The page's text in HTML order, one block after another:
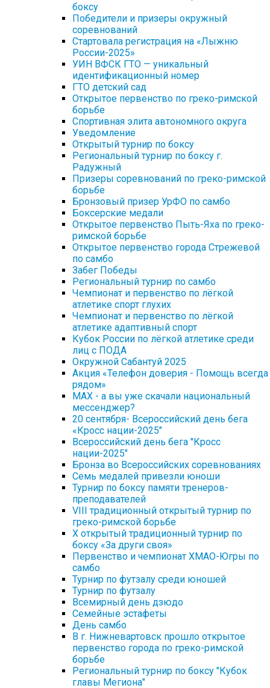
боксу
Победители и призеры окружный
соревнований
Стартовала регистрация на «Лыжню
России-2025»
УИН ВФСК ГТО — уникальный
идентификационный номер
ГТО детский сад
Открытое первенство по греко-римской
борьбе
Спортивная элита автономного округа
Уведомление
Открытый турнир по боксу
Региональный турнир по боксу г.
Радужный
Призеры соревнований по греко-римской
борьбе
Бронзовый призер УрФО по самбо
Боксерские медали
Открытое первенство Пыть-Яха по греко-
римской борьбе
Открытое первенство города Стрежевой
по самбо
Забег Победы
Региональный турнир по самбо
Чемпионат и первенство по лёгкой
атлетике спорт глухих
Чемпионат и первенство по лёгкой
атлетике адаптивный спорт
Кубок России по лёгкой атлетике среди
лиц с ПОДА
Окружной Сабантуй 2025
Акция «Телефон доверия - Помощь всегда
рядом»
МАХ - а вы уже скачали национальный
мессенджер?
20 сентября- Всероссийский день бега
«Кросс нации-2025"
Всероссийский день бега "Кросс
нации-2025"
Бронза во Всероссийских соревнованиях
Семь медалей привезли юноши
Турнир по боксу памяти тренеров-
преподавателей
VIII традиционный открытый турнир по
греко-римской борьбе
X открытый традиционный турнир по
боксу «За други своя»
Первенство и чемпионат ХМАО-Югры по
самбо
Турнир по футзалу среди юношей
Турнир по футзалу
Всемирный день дзюдо
Семейные эстафеты
День самбо
В г. Нижневартовск прошло открытое
первенство города по греко-римской
борьбе
Региональный турнир по боксу "Кубок
главы Мегиона"